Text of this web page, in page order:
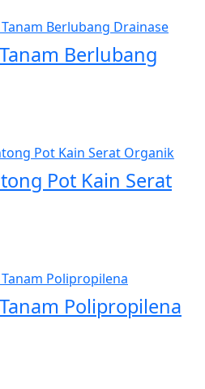
Berlubang
Pot Kain Serat
Polipropilena